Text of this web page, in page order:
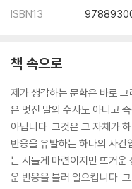
ISBN13
책 속으로
제가 생각하는 문학은 바로
은 멋진 말의 수사도 아니고
아닙니다. 그것은 그 자체가
반응을 유발하는 하나의 사건
는 시들게 마련이지만 뜨거운
운 반응을 불러 일으킵니다.